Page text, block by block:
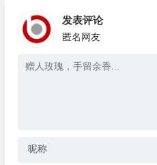
发表评论
匿名网友
昵称